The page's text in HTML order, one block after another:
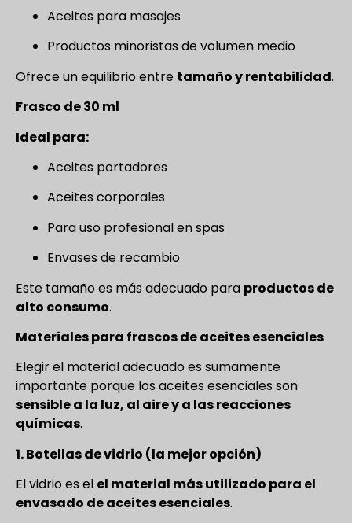
Aceites para masajes
Productos minoristas de volumen medio
Ofrece un equilibrio entre tamaño y rentabilidad.
Frasco de 30 ml
Ideal para:
Aceites portadores
Aceites corporales
Para uso profesional en spas
Envases de recambio
Este tamaño es más adecuado para productos de
alto consumo.
Materiales para frascos de aceites esenciales
Elegir el material adecuado es sumamente
importante porque los aceites esenciales son
sensible a la luz, al aire y a las reacciones
químicas.
1. Botellas de vidrio (la mejor opción)
El vidrio es el el material más utilizado para el
envasado de aceites esenciales.